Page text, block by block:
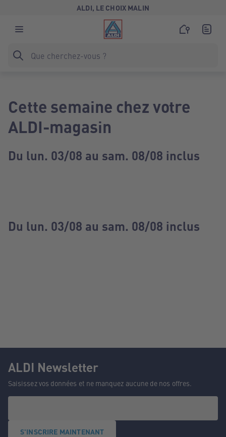
ALDI, LE CHOIX MALIN
Cette semaine chez votre
ALDI-magasin
Du lun. 03/08 au sam. 08/08 inclus
Du lun. 03/08 au sam. 08/08 inclus
ALDI Newsletter
Saisissez vos données et ne manquez aucune de nos offres.
S'INSCRIRE MAINTENANT